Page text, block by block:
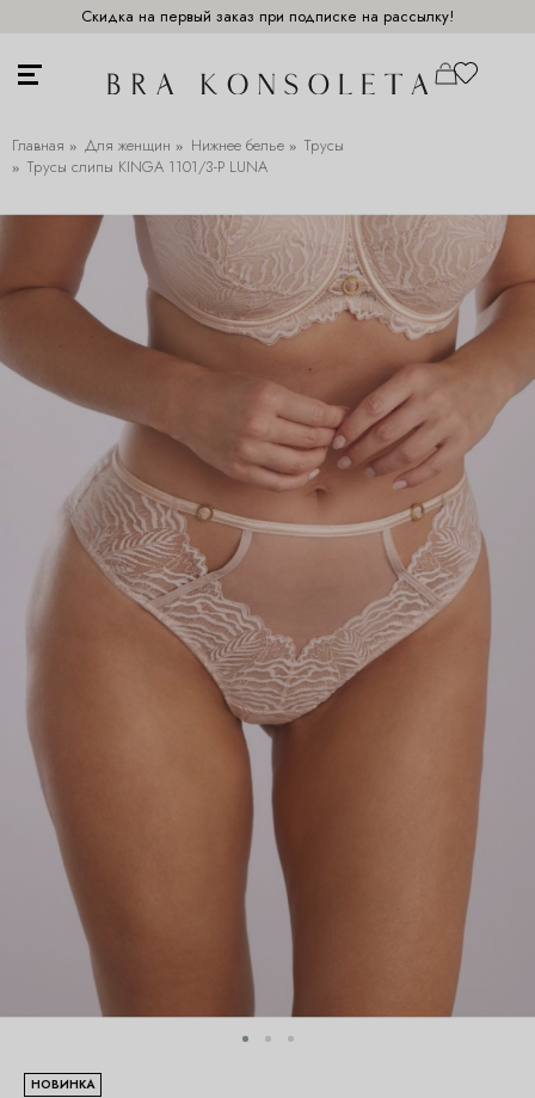
Скидка на первый заказ при подписке на рассылку!
Главная Для женщин Нижнее белье
Трусы
Трусы слипы KINGA 1101/3-P LUNA
НОВИНКА